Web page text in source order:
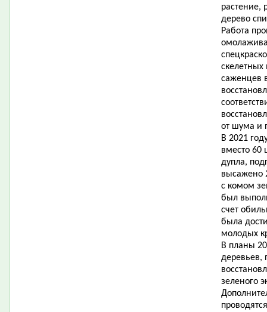
растение,
дерево
Работа
скелетных
саженцев
от шума и
В 2021
вместо 60
дупла,
высажено
с комом
был
счет
была
молодых
В планы
деревьев,
зеленого